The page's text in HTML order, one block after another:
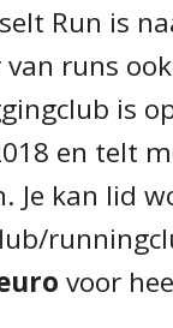
Run is
runs
is
en telt
Je kan lid
voor